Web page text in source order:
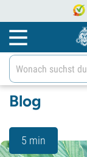
Blog
5 min